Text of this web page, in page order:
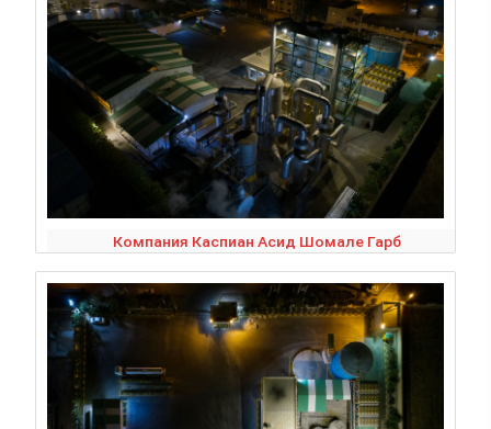
Компания Каспиан Асид Шомале Гарб